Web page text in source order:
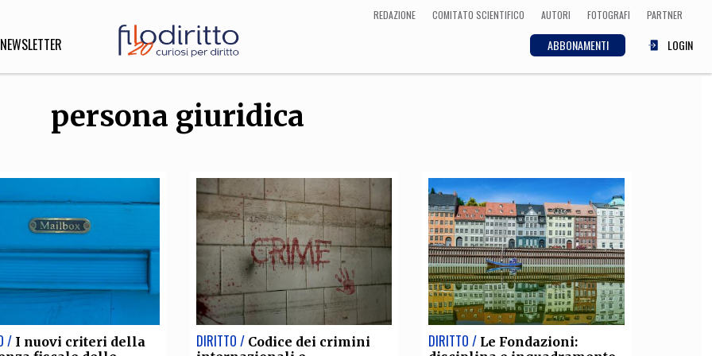
REDAZIONE COMITATO SCIENTIFICO AUTORI FOTOGRAFI PARTNER
ABBONAMENTI LOGIN
NEWSLETTER
DIRITTO
Medicina
INNOVAZIONE
Scienze informatiche,
Architettura, Ingegneria
CULTURA
Arte, Cinema, Musica,
Letteratura
persona giuridica
/ I nuovi criteri della
DIRITTO / Codice dei crimini
DIRITTO / Le Fondazioni: